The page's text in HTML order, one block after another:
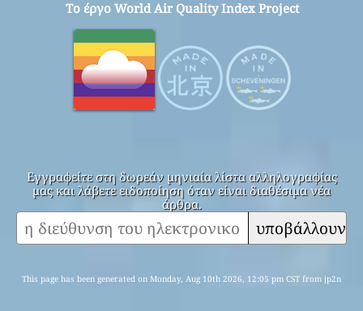
Το έργο World Air Quality Index Project
Εγγραφείτε στη δωρεάν μηνιαία λίστα αλληλογραφίας
μας και λάβετε ειδοποίηση όταν είναι διαθέσιμα νέα
άρθρα.
υποβάλλουν
This page has been generated on Monday, Aug 10th 2026, 12:05 pm CST from jp2n